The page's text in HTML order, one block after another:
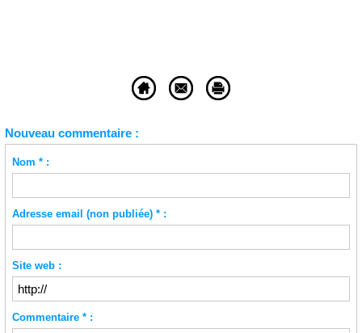
Nouveau commentaire :
Nom * :
Adresse email (non publiée) * :
Site web :
Commentaire * :